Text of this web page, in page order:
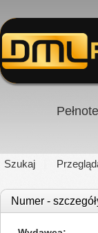
Szukaj
Numer -